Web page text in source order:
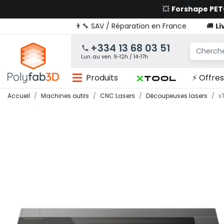
💥 Forshape
👨‍🔧 SAV / Réparation en France
🚚
+334 13 68 03 51
Lun. au ven. 9-12h / 14-17h
Produits ⚡
Accueil Machines outils CNC Lasers Découpeuses lasers